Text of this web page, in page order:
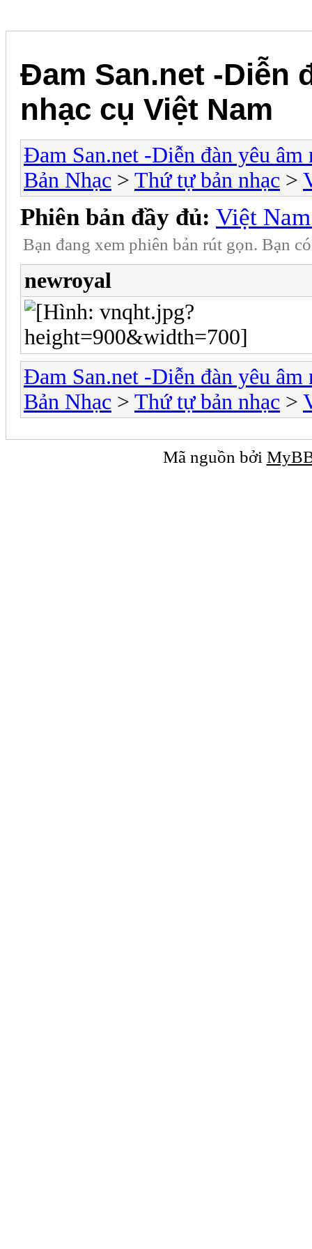
Đam San.net -Diễn
nhạc cụ Việt Nam
Đam San.net -Diễn đàn yêu âm
Bản Nhạc > Thứ tự bản nhạc >
Phiên bản đầy đủ: Việt
Bạn đang xem phiên bản rút gọn. Bạn
newroyal
Đam San.net -Diễn đàn yêu âm
Bản Nhạc > Thứ tự bản nhạc >
Mã nguồn bởi